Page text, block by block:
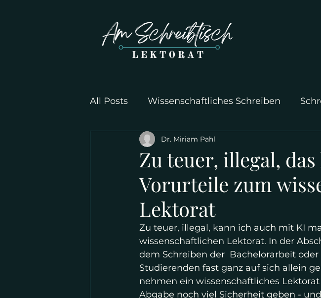
All Posts Wissenschaftliches Schreiben
Zu teuer, illegal,
Vorurteile zum
Lektorat
Dr. Miriam Pahl
Zu teuer, illegal, kann ich auch mit KI
wissenschaftlichen Lektorat. In der
dem Schreiben der  Bachelorarbeit
Studierenden fast ganz auf sich allein
nehmen ein wissenschaftliches
Abgabe noch viel Sicherheit geben -